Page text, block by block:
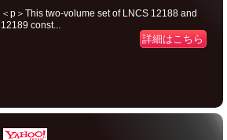
＜p＞This two-volume set of LNCS 12188 and
12189 const...
詳細はこちら